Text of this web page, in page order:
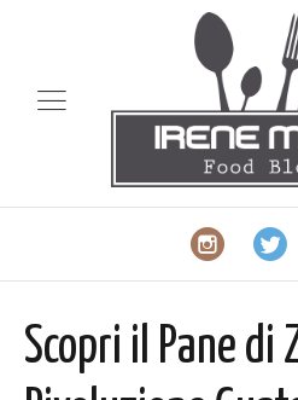
Scopri il Pane di